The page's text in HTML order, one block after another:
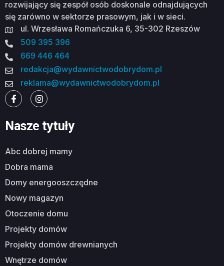
rozwijający się zespół osób doskonale odnajdujących
się zarówno w sektorze prasowym, jak i w sieci.
ul. Wrzesława Romańczuka 6, 35-302 Rzeszów
509 395 396
669 446 464
redakcja@wydawnictwodobrydom.pl
reklama@wydawnictwodobrydom.pl
Nasze tytuły
abc dobrej mamy
dobra mama
domy energooszczędne
nowy magazyn
otoczenie domu
projekty domów
projekty domów drewnianych
wnętrze domów